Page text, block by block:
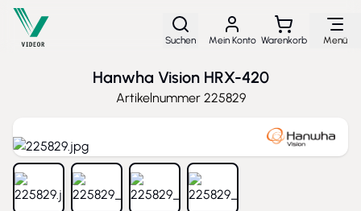
Direkt zum Inhalt
Suchen Mein Konto Warenkorb Menü
Hanwha Vision HRX-420
Artikelnummer 225829
View larger imageView larger imageView larger image